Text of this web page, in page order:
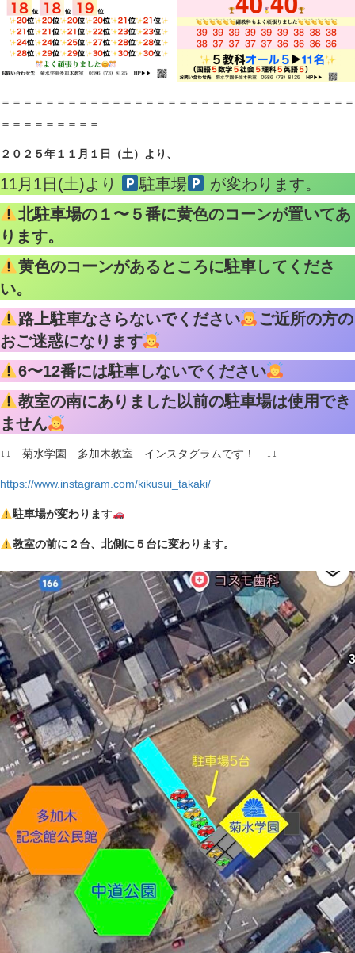
＝＝＝＝＝＝＝＝＝＝＝＝＝＝＝＝＝＝＝＝＝＝＝＝＝＝＝＝＝＝＝＝
＝＝＝＝＝＝＝＝＝
２０２５年１１月１日（土）より、
11月1日(土)より 駐車場
が変わります。
北駐車場の１〜５番に黄色のコーンが置いてあ
ります。
黄色のコーンがあるところに駐車してくださ
い。
路上駐車なさらないでください
ご近所の方の
おご迷惑になります
6〜12番には駐車しないでください
教室の南にありました以前の駐車場は使用でき
ません
↓↓ 菊水学園 多加木教室 インスタグラムです！ ↓↓
https://www.instagram.com/kikusui_takaki/
駐車場が変わります
教室の前に２台、北側に５台に変わります。